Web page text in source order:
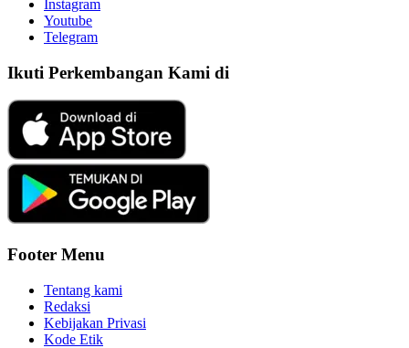
Instagram
Youtube
Telegram
Ikuti Perkembangan Kami di
Footer Menu
Tentang kami
Redaksi
Kebijakan Privasi
Kode Etik